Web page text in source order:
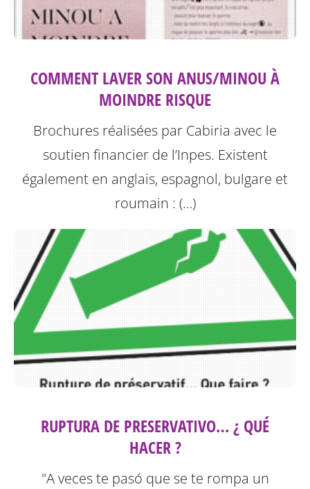
COMMENT LAVER SON ANUS/MINOU À
MOINDRE RISQUE
Brochures réalisées par Cabiria avec le
soutien financier de l’Inpes. Existent
également en anglais, espagnol, bulgare et
roumain : (…)
RUPTURA DE PRESERVATIVO… ¿ QUÉ
HACER ?
"A veces te pasó que se te rompa un